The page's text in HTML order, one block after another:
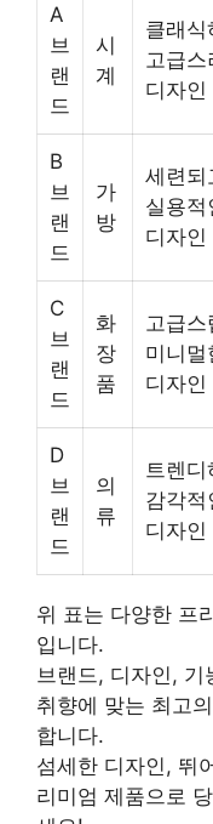
A
브
랜
드
시
계
클래식
고급스
디자인
B
브
랜
드
가
방
세련되
실용적
디자인
C
브
랜
드
화
장
품
고급스
미니멀
디자인
D
브
랜
드
의
류
트렌디
감각적
디자인
위 표는 다양한 프
입니다.
브랜드, 디자인,
취향에 맞는 최고
합니다.
섬세한 디자인, 뛰
리미엄 제품으로